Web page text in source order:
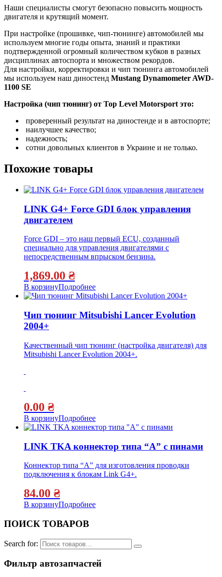
Наши специалисты смогут безопасно повысить мощность
двигателя и крутящий момент.
При настройке (прошивке, чип-тюнинге) автомобилей мы
используем многие годы опыта, знаний и практики
подтвержденной огромный количеством кубков в разных
дисциплинах автоспорта и множеством рекордов.
Для настройки, корректировки и чип тюнинга автомобилей
мы используем наш диностенд Mustang Dynamometer AWD-
1100 SE
Настройка (чип тюнинг) от Top Level Motorsport это:
проверенный результат на диностенде и в автоспорте;
наилучшее качество;
надежность;
сотни довольных клиентов в Украине и не только.
Похожие товары
LINK G4+ Force GDI блок управления
двигателем
Force GDI – это наш первый ECU, созданный
специально для управления двигателями с
непосредственным впрыском бензина.
1,869.00 ₴
В корзинуПодробнее
Чип тюнинг Mitsubishi Lancer Evolution
2004+
Качественный чип тюнинг (настройка двигателя) для
Mitsubishi Lancer Evolution 2004+.
0.00 ₴
В корзинуПодробнее
LINK TKA коннектор типа “А” с пинами
Коннектор типа “А” для изготовления проводки
подключения к блокам Link G4+.
84.00 ₴
В корзинуПодробнее
ПОИСК ТОВАРОВ
Search for:
Фильтр автозапчастей